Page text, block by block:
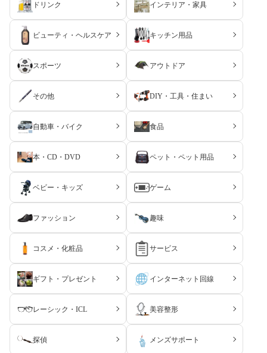
なし
テレビがおすすめできます。おすすめできない点はありません。
●気にする必要がなかったこと
32型より大きいテレビを使ったことなかったので大きすぎないか
心配しましたが、壁掛け出来たのもあり2メートル程度ソファと
距離が取れて8畳程度の居間ですがちょうど良いです。
●その他
なし
ーみたいながあり、映画を見る時などはこのウーハーの効果を体
感出来て、買う前では分からなかったので想定以上の満足でし
た。
●使ってみた感想（悪かったこと）
以前のAQUOSよりも画面の周りの枠が薄くなっていて、前面は
ほぼ画面なので画面サイズに比べて全体のサイズが思ったよりも
小さく感じました。
もうワンサイズ大きい50インチのでもよかったかなとは思いまし
た。
●どのような人におすすめできるか
それほど機能にこだわりがなくコストパフォーマンスを求めてい
る人には十分満足出来る機種だと思います。
ハイクラスの機種に拘る人には向いていません。
●気にする必要がなかったこと
見た目で脚が弱いように感じましたが設置して使ってみても特に
問題はありませんでした。
●その他
なし
●懸念点
音質については、専用のスピーカーがついていないため、少し不
安がありましたが、全く問題ありませんでした。
●搬入・受取・開封・設置時のトラブル
●使ってみた感想（良かったこと）
映像の美しさは、想像以上でした。4K映像を見ると実際にそこ
にいるかのような感覚になりました。また、地上波の番組や録画
一覧、動画配信サービスの行き来がとても快適に行えることも意
外に良かったです。音声認識を行うグーグルアシスタントや、ア
レクサもあり、声で見たいメディアを映すのも非常に快適にでき
ています。
●使ってみた感想（悪かったこと）
テレビの有機ELパネルが薄いことは、環境や運搬の観点から非常
に良い反面、テレビの乗った台を動かしたり、近くを掃除したり
するだけで、前後にパネルが揺れており、少し不安を感じまし
た。ちょっとした地震で何か不具合が出たら困るなと思いまし
た。
●どのような人におすすめできるか
地上波の番組を見る人はもちろん、それらを見ない人でも、スポ
ーツやストリーミングの動画サイトを視聴する人は、このテレビ
で見ると明らかに人生の幸福度が上がるのでおすすめです。
ドリンク インテリア・家具
ビューティ・ヘルスケア キッチン用品
スポーツ アウトドア
その他 DIY・工具・住まい
自動車・バイク 食品
本・CD・DVD ペット・ペット用品
ベビー・キッズ ゲーム
ファッション 趣味
コスメ・化粧品 サービス
ギフト・プレゼント インターネット回線
レーシック・ICL 美容整形
探偵 メンズサポート